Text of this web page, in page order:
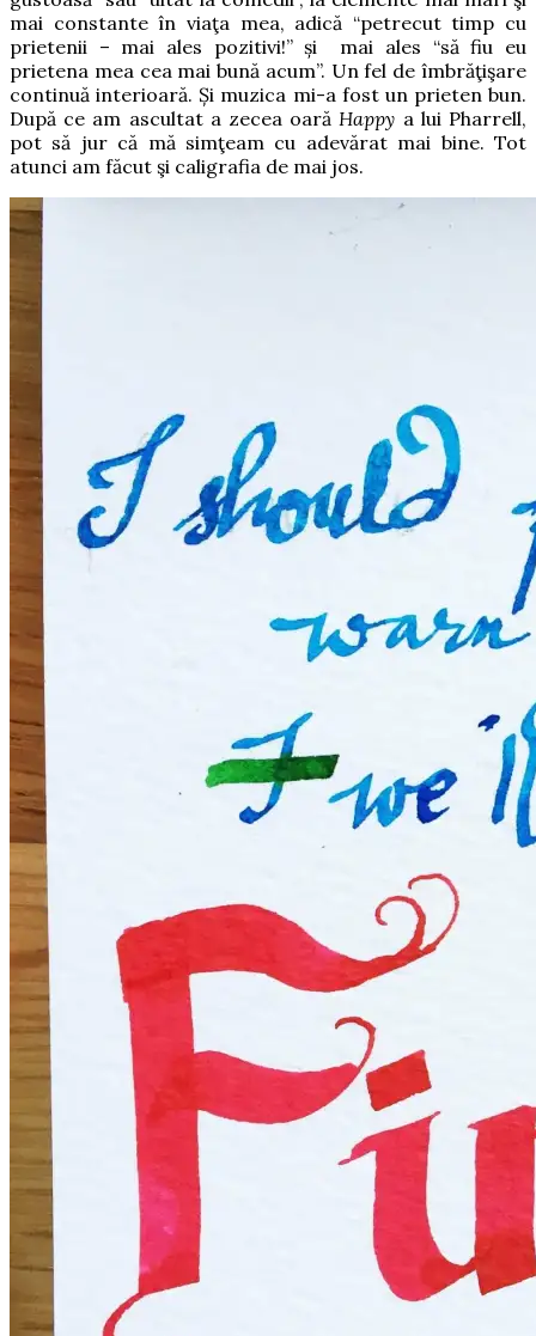
mai constante în viaţa mea, adică “petrecut timp cu
prietenii – mai ales pozitivi!” și mai ales “să fiu eu
prietena mea cea mai bună acum”. Un fel de îmbrăţişare
continuă interioară. Și muzica mi-a fost un prieten bun.
După ce am ascultat a zecea oară Happy a lui Pharrell,
pot să jur că mă simţeam cu adevărat mai bine. Tot
atunci am făcut şi caligrafia de mai jos.